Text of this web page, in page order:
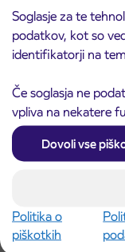
Soglasje za te
podatkov, kot so
identifikatorji na
Če soglasja ne
vpliva na nekatere
Dovoli vse
Politika o
piškotkih
31. 7. 2026
Obvestilo o
ceste v